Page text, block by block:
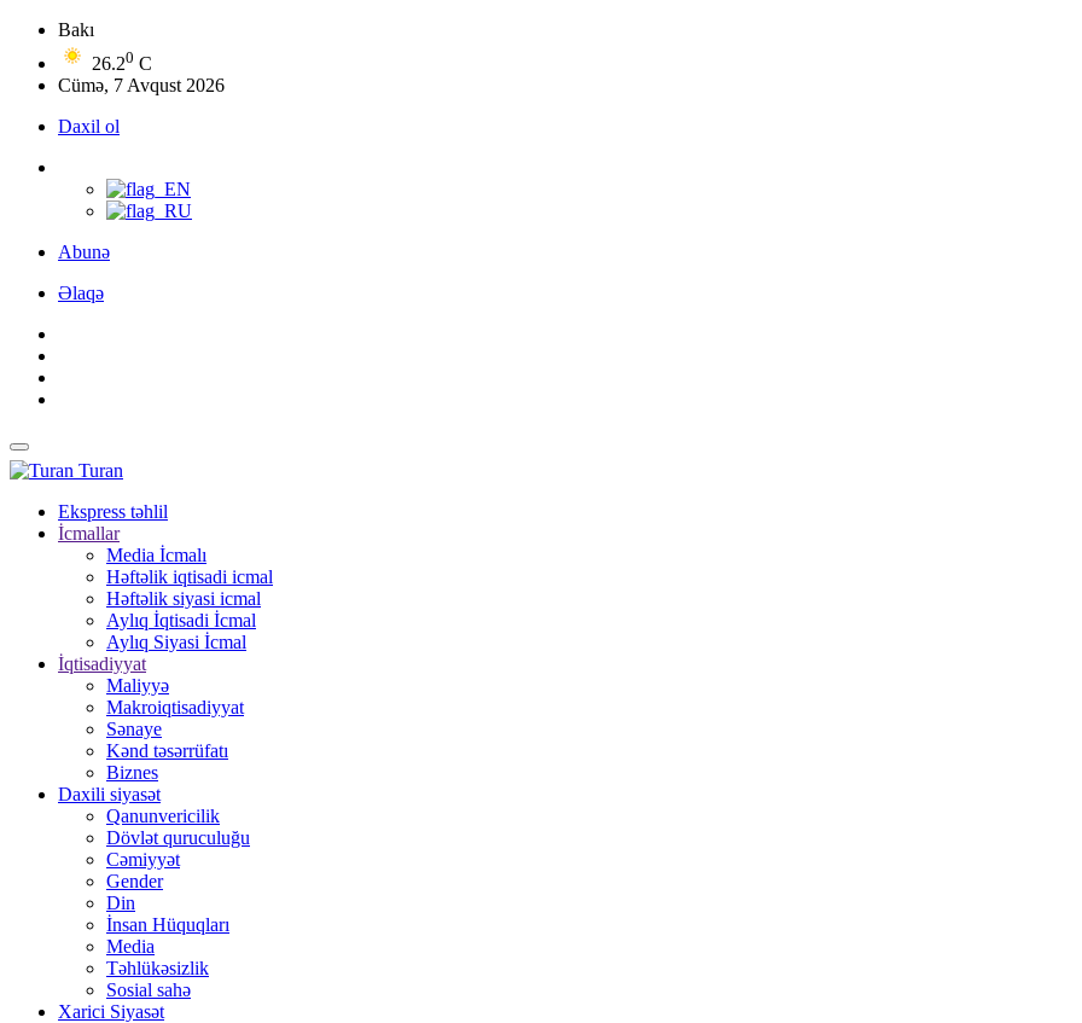
Bakı
26.20 C
Cümə, 7 Avqust 2026
Daxil ol
Abunə
Əlaqə
Turan
Ekspress təhlil
İcmallar
Media İcmalı
Həftəlik iqtisadi icmal
Həftəlik siyasi icmal
Aylıq İqtisadi İcmal
Aylıq Siyasi İcmal
İqtisadiyyat
Maliyyə
Makroiqtisadiyyat
Sənaye
Kənd təsərrüfatı
Biznes
Daxili siyasət
Qanunvericilik
Dövlət quruculuğu
Cəmiyyət
Gender
Din
İnsan Hüquqları
Media
Təhlükəsizlik
Sosial sahə
Xarici Siyasət